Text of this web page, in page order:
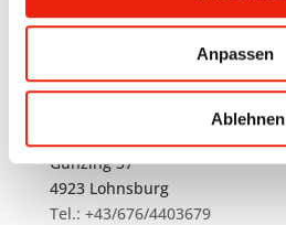
Anpassen
Ablehnen
WordPress.org
Gurtner Wellness GmbH
Gunzing 57
4923 Lohnsburg
Tel.: +43/676/4403679